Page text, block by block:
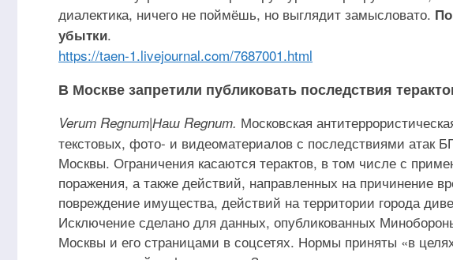
диалектика, ничего не поймёшь, но выглядит замысловато.
убытки.
https://taen-1.livejournal.com/7687001.html
В Москве запретили публиковать последствия
Verum Regnum|Наш Regnum. Московская
текстовых, фото- и видеоматериалов с последствиями
Москвы. Ограничения касаются терактов, в том числе с
поражения, а также действий, направленных на причинение
повреждение имущества, действий на территории города
Исключение сделано для данных, опубликованных
Москвы и его страницами в соцсетях. Нормы приняты «в